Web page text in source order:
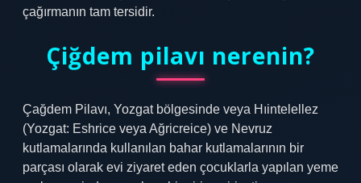
çağırmanın tam tersidir.
Çiğdem pilavı nerenin?
Çağdem Pilavı, Yozgat bölgesinde veya Hıintelellez
(Yozgat: Eshrice veya Ağricreice) ve Nevruz
kutlamalarında kullanılan bahar kutlamalarının bir
parçası olarak evi ziyaret eden çocuklarla yapılan yeme